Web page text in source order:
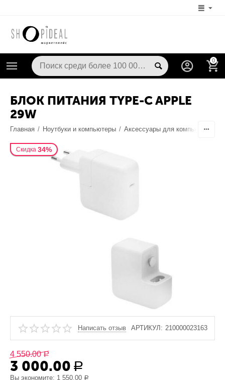
0
БЛОК ПИТАНИЯ TYPE-C APPLE
29W
Главная / Ноутбуки и компьютеры / Аксессуары для компьютерной
Скидка 34%
Написать отзыв АРТИКУЛ: 210000023163
4 550.00 Р
3 000.00 Р
Вы экономите: 1 550.00 Р